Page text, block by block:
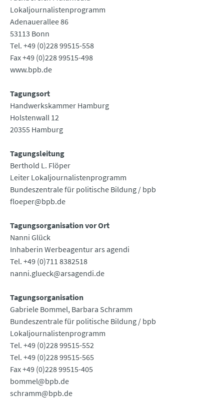
Lokaljournalistenprogramm
Adenauerallee 86
53113 Bonn
Tel. +49 (0)228 99515-558
Fax +49 (0)228 99515-498
www.bpb.de
Tagungsort
Handwerkskammer Hamburg
Holstenwall 12
20355 Hamburg
Tagungsleitung
Berthold L. Flöper
Leiter Lokaljournalistenprogramm
Bundeszentrale für politische Bildung / bpb
floeper@bpb.de
Tagungsorganisation vor Ort
Nanni Glück
Inhaberin Werbeagentur ars agendi
Tel. +49 (0)711 8382518
nanni.glueck@arsagendi.de
Tagungsorganisation
Gabriele Bommel, Barbara Schramm
Bundeszentrale für politische Bildung / bpb
Lokaljournalistenprogramm
Tel. +49 (0)228 99515-552
Tel. +49 (0)228 99515-565
Fax +49 (0)228 99515-405
bommel@bpb.de
schramm@bpb.de